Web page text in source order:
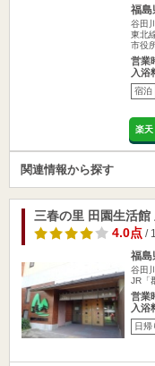
福島
谷田
東北
市役
営業
入浴
宿泊
楽天
関連情報から探す
三春の里 田園生活館
4.0点/
福島
谷田
JR「
営業
入浴
日帰